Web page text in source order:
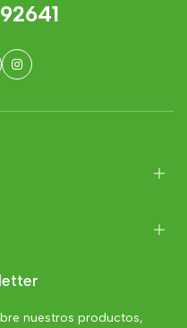
nuestros productos,